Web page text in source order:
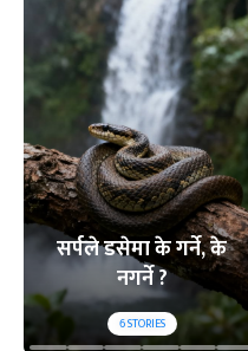
सर्पले डसेमा के गर्ने, के
नगर्ने ?
6STORIES